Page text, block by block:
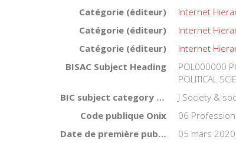
Catégorie (éditeur)
Internet
Catégorie (éditeur)
Internet
Catégorie (éditeur)
Internet
BISAC Subject Heading
POL000000
POLITICAL
BIC subject category (UK)
J Society &
Code publique Onix
06
Date de première publication du titre
05 mars 2020